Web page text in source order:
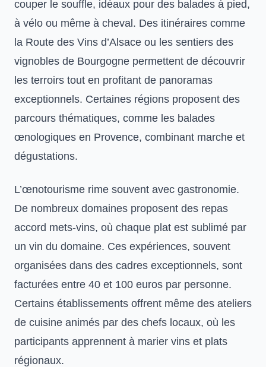
couper le souffle, idéaux pour des balades à pied,
à vélo ou même à cheval. Des itinéraires comme
la Route des Vins d’Alsace ou les sentiers des
vignobles de Bourgogne permettent de découvrir
les terroirs tout en profitant de panoramas
exceptionnels. Certaines régions proposent des
parcours thématiques, comme les balades
œnologiques en Provence, combinant marche et
dégustations.
L’œnotourisme rime souvent avec gastronomie.
De nombreux domaines proposent des repas
accord mets-vins, où chaque plat est sublimé par
un vin du domaine. Ces expériences, souvent
organisées dans des cadres exceptionnels, sont
facturées entre 40 et 100 euros par personne.
Certains établissements offrent même des ateliers
de cuisine animés par des chefs locaux, où les
participants apprennent à marier vins et plats
régionaux.